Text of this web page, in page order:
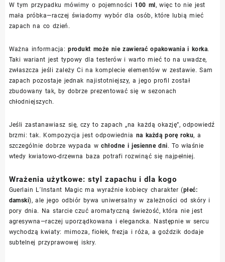
W tym przypadku mówimy o pojemności 100 ml , więc to nie jest
mała próbka—raczej świadomy wybór dla osób, które lubią mieć
zapach na co dzień.
Ważna informacja:produkt może nie zawierać opakowania i korka.
Taki wariant jest typowy dla testerów i warto mieć to na uwadze,
zwłaszcza jeśli zależy Ci na komplecie elementów w zestawie. Sam
zapach pozostaje jednak najistotniejszy, a jego profil został
zbudowany tak, by dobrze prezentować się w sezonach
chłodniejszych.
Jeśli zastanawiasz się, czy to zapach „na każdą okazję”, odpowiedź
brzmi: tak. Kompozycja jest odpowiednia na każdą porę roku, a
szczególnie dobrze wypada wchłodne i jesienne dni. To właśnie
wtedy kwiatowo-drzewna baza potrafi rozwinąć się najpełniej.
Wrażenia użytkowe: styl zapachu i dla kogo
Guerlain L´Instant Magic ma wyraźnie kobiecy charakter (płeć:
damski), ale jego odbiór bywa uniwersalny w zależności od skóry i
pory dnia. Na starcie czuć aromatyczną świeżość, która nie jest
agresywna—raczej uporządkowana i elegancka. Następnie w sercu
wychodzą kwiaty: mimoza, fiołek, frezja i róża, a goździk dodaje
subtelnej przyprawowej iskry.